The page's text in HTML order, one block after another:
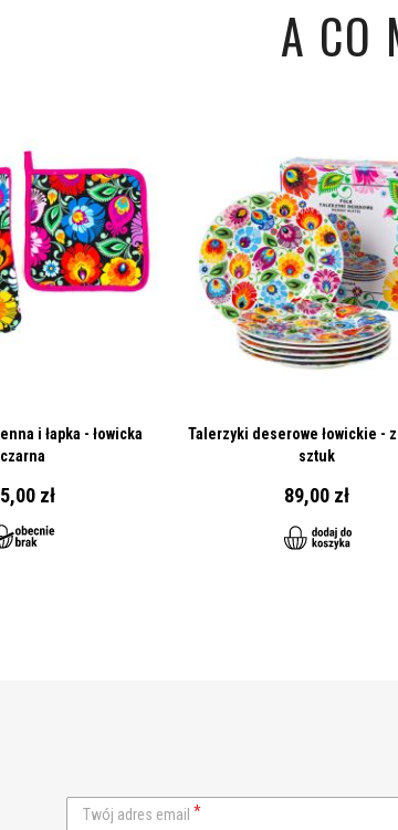
A CO
i łapka - łowicka
czarna
zł
Talerzyki deserowe łowickie -
sztuk
89,00 zł
Twój adres email